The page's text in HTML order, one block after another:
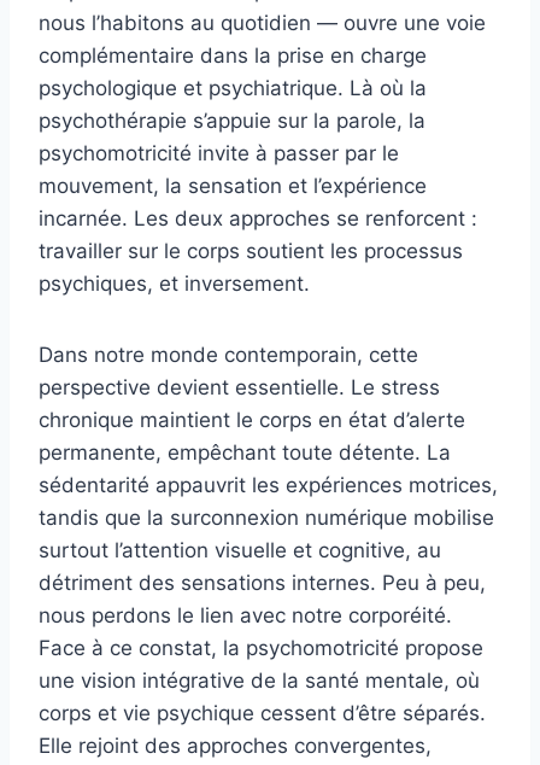
nous l’habitons au quotidien — ouvre une voie
complémentaire dans la prise en charge
psychologique et psychiatrique. Là où la
psychothérapie s’appuie sur la parole, la
psychomotricité invite à passer par le
mouvement, la sensation et l’expérience
incarnée. Les deux approches se renforcent :
travailler sur le corps soutient les processus
psychiques, et inversement.
Dans notre monde contemporain, cette
perspective devient essentielle. Le stress
chronique maintient le corps en état d’alerte
permanente, empêchant toute détente. La
sédentarité appauvrit les expériences motrices,
tandis que la surconnexion numérique mobilise
surtout l’attention visuelle et cognitive, au
détriment des sensations internes. Peu à peu,
nous perdons le lien avec notre corporéité.
Face à ce constat, la psychomotricité propose
une vision intégrative de la santé mentale, où
corps et vie psychique cessent d’être séparés.
Elle rejoint des approches convergentes,